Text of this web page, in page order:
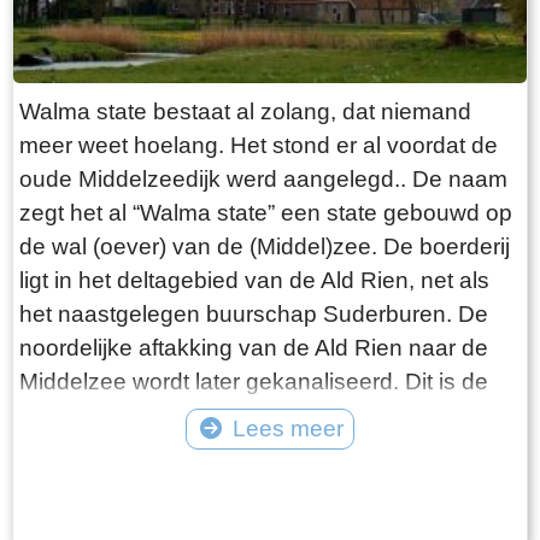
Walma state bestaat al zolang, dat niemand
meer weet hoelang. Het stond er al voordat de
oude Middelzeedijk werd aangelegd.. De naam
zegt het al “Walma state” een state gebouwd op
de wal (oever) van de (Middel)zee. De boerderij
ligt in het deltagebied van de Ald Rien, net als
het naastgelegen buurschap Suderburen. De
noordelijke aftakking van de Ald Rien naar de
Middelzee wordt later gekanaliseerd. Dit is de
Folsgaasteropvaart. Een kreek die hierop uit
komt, is de oude opvaart naar de boerderij. Bij
Lees meer